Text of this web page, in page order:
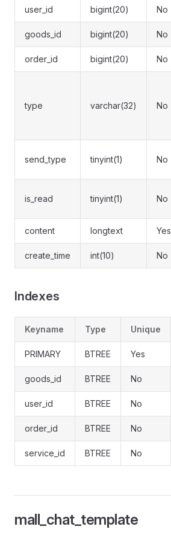
user_id bigint(20) No
goods_id bigint(20) No
order_id bigint(20) No
type varchar(32) No
send_type tinyint(1) No
is_read tinyint(1) No
content longtext Yes
create_time int(10) No
Indexes
Keyname Type Unique
PRIMARY BTREE Yes
goods_id BTREE No
user_id BTREE No
order_id BTREE No
service_id BTREE No
mall_chat_template